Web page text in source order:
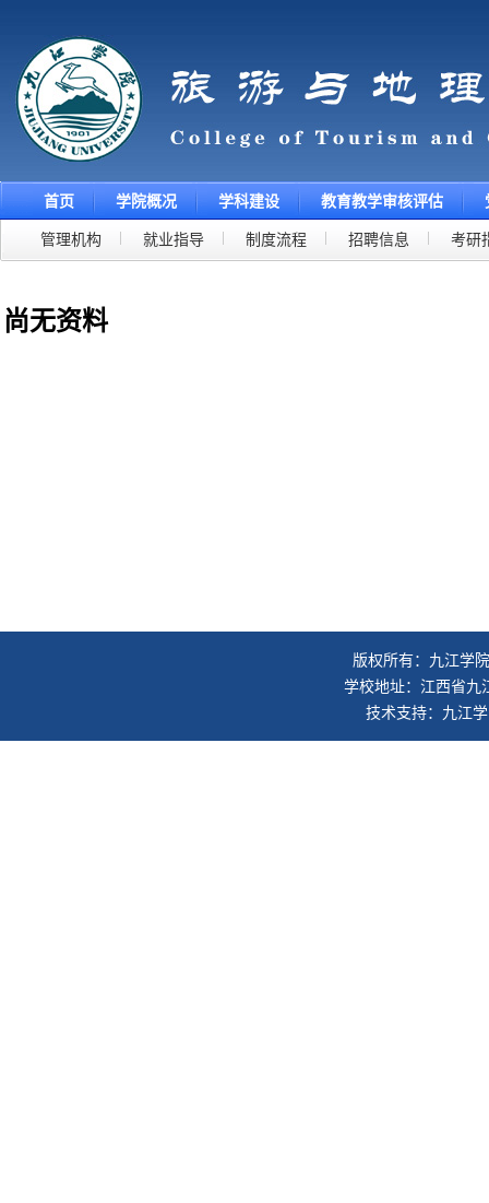
首页 学院概况 学科建设 教育教学审核评估
管理机构 就业指导 制度流程 招聘信息 考研
尚无资料
版权所有：九江学
学校地址：江西省九
技术支持：九江